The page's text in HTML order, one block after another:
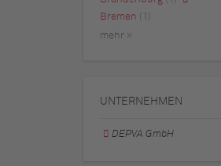
Bremen (1)
mehr »
UNTERNEHMEN
DEPVA GmbH